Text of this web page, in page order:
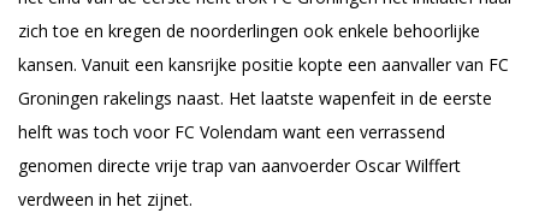
zich toe en kregen de noorderlingen ook enkele behoorlijke
kansen. Vanuit een kansrijke positie kopte een aanvaller van FC
Groningen rakelings naast. Het laatste wapenfeit in de eerste
helft was toch voor FC Volendam want een verrassend
genomen directe vrije trap van aanvoerder Oscar Wilffert
verdween in het zijnet.